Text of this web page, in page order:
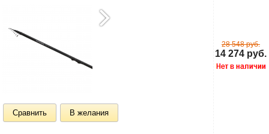
Сравнить В желания
28 548 руб.
14 274 руб.